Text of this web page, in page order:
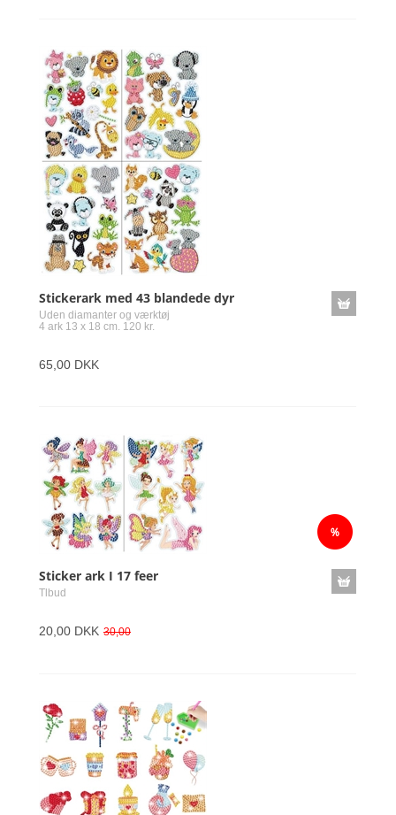
Stickerark med 43 blandede dyr
Uden diamanter og værktøj
4 ark 13 x 18 cm. 120 kr.
65,00 DKK
Sticker ark I 17 feer
Tlbud
20,00 DKK 30,00